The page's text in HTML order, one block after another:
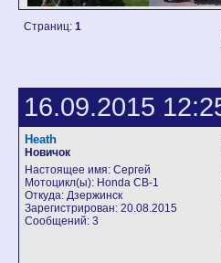
Страниц: 1
16.09.2015
Heath
Новичок
Настоящее имя: Сергей
Мотоцикл(ы): Honda CB-1
Откуда: Дзержинск
Зарегистрирован: 20.08.2015
Сообщений: 3